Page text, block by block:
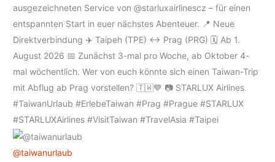
@taiwanurlaub